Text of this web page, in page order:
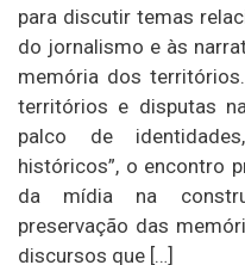
para discutir temas
do jornalismo e às
memória dos
territórios e disputas
palco de
históricos”, o encontro
da mídia na
preservação das
discursos que […]